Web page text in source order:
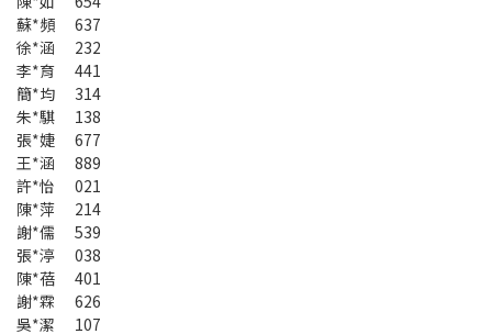
蘇*頻 637
徐*涵 232
李*育 441
簡*均 314
朱*騏 138
張*婕 677
王*涵 889
許*怡 021
陳*萍 214
謝*儒 539
張*渟 038
陳*蓓 401
謝*霖 626
吳*潔 107